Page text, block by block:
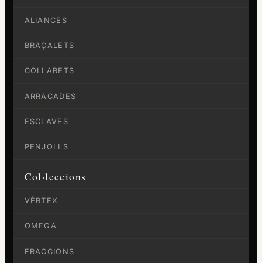
ALIANCES
BRAÇALETS
COLLARETS
ARRACADES
ESCLAVES
PENJOLLS
Col·leccions
VÈRTEX
OMEGA
FRACCIONS